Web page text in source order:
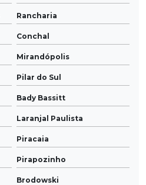
Rancharia
Conchal
Mirandópolis
Pilar do Sul
Bady Bassitt
Laranjal Paulista
Piracaia
Pirapozinho
Brodowski